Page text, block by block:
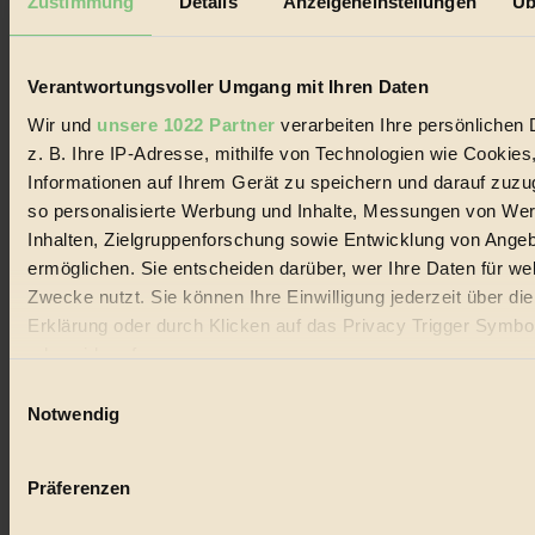
Verantwortungsvoller Umgang mit Ihren Daten
Wir und unsere 1022 Partner verarbeiten Ihre persönlichen
z. B. Ihre IP-Adresse, mithilfe von Technologien wie
Informationen auf Ihrem Gerät zu speichern und darauf
so personalisierte Werbung und Inhalte, Messungen von
Inhalten, Zielgruppenforschung sowie Entwicklung von
ermöglichen. Sie entscheiden darüber, wer Ihre Daten für
Zwecke nutzt. Sie können Ihre Einwilligung jederzeit über
Erklärung oder durch Klicken auf das Privacy Trigger
oder widerrufen
Wenn Sie es erlauben, würden wir auch gerne:
Ihr Gerät durch aktives Scannen nach bestimmten
Notwendig
Präferenzen
der
Beiträge